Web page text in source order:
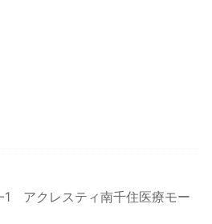
1 アクレスティ南千住医療モー